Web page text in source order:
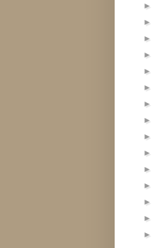
►
►
►
►
►
►
►
►
►
►
►
►
►
►
►